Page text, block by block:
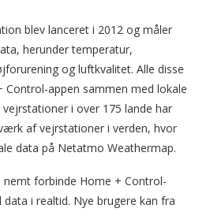
blev lanceret i 2012 og måler
herunder temperatur,
og luftkvalitet. Alle disse
Control-appen sammen med lokale
i over 175 lande har
af vejrstationer i verden, hvor
data på Netatmo Weathermap.
nemt forbinde Home + Control-
i realtid. Nye brugere kan fra